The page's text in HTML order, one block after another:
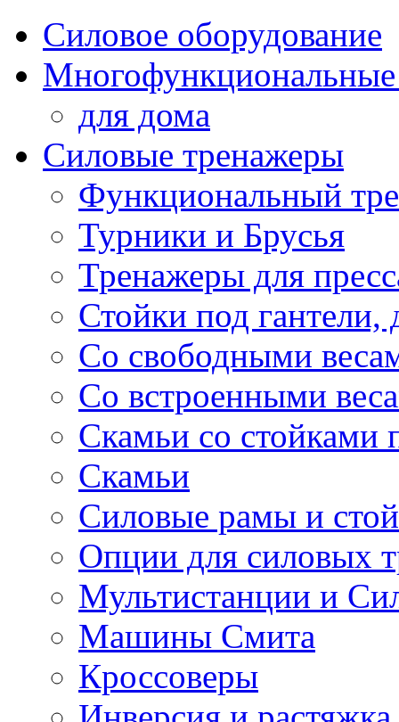
Силовое оборудование
для дома
Силовые тренажеры
Функциональный
Турники и Брусья
Тренажеры для
Стойки под
Со свободными
Со встроенными
Скамьи со стойками
Скамьи
Силовые рамы и
Опции для силовых
Мультистанции и
Машины Смита
Кроссоверы